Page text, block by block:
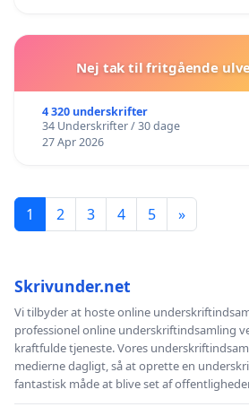
Nej tak til fritgående
4 320 underskrifter
34 Underskrifter / 30 dage
27 Apr 2026
1 2 3 4 5 »
Skrivunder.net
Vi tilbyder at hoste online
professionel online underskriftindsamling
kraftfulde tjeneste. Vores
medierne dagligt, så at oprette en
fantastisk måde at blive set af